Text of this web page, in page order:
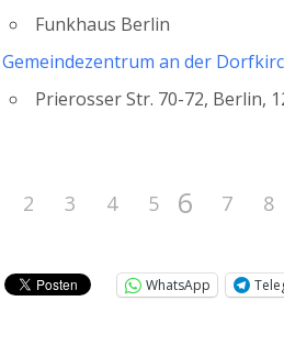
Funkhaus Berlin
Gemeindezentrum an der
Prierosser Str. 70-72, Berlin,
2 3 4 5 6 7 8
WhatsApp